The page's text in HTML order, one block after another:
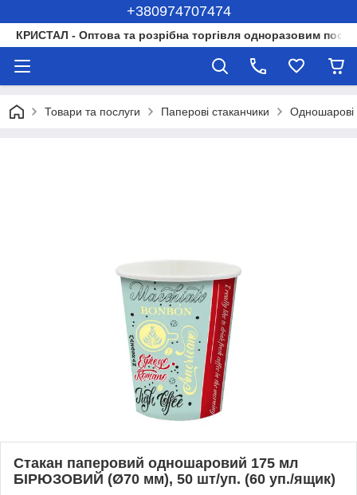
+380974707474
КРИСТАЛ - Оптова та розрібна торгівля одноразовим
Товари та послуги Паперові стаканчики Одношарові
Стакан паперовий одношаровий 175 мл
БІРЮЗОВИЙ (Ø70 мм), 50 шт/уп. (60 уп./ящик)